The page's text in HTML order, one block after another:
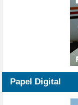
Papel Digital